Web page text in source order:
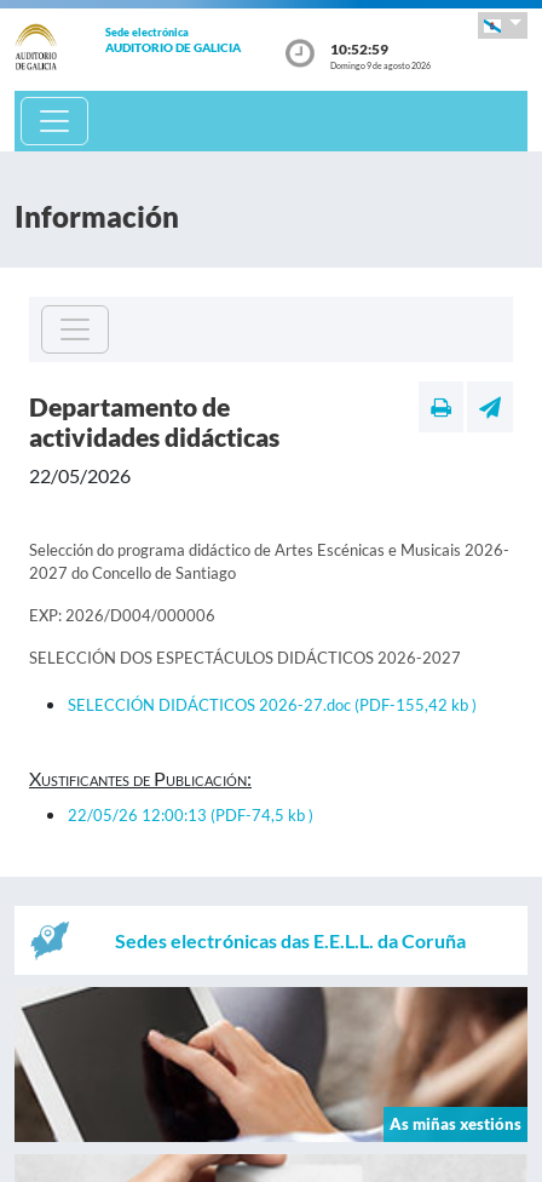
Sede electrónica
AUDITORIO DE GALICIA 10:52:59
Domingo 9 de agosto 2026
Información
Departamento de
actividades didácticas
22/05/2026
Selección do programa didáctico de Artes Escénicas e Musicais 2026-
2027 do Concello de Santiago
EXP: 2026/D004/000006
SELECCIÓN DOS ESPECTÁCULOS DIDÁCTICOS 2026-2027
SELECCIÓN DIDÁCTICOS 2026-27.doc(PDF-155,42 kb )
Xustificantes de Publicación:
22/05/26 12:00:13 (PDF-74,5 kb )
Sedes electrónicas das E.E.L.L. da Coruña
As miñas xestións